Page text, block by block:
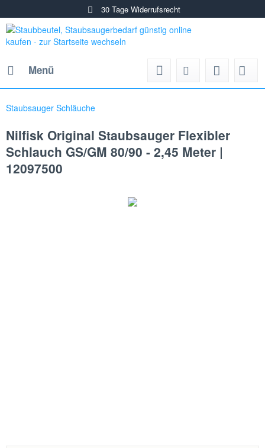
30 Tage Widerrufsrecht
Menü
Staubsauger Schläuche
Nilfisk Original Staubsauger Flexibler
Schlauch GS/GM 80/90 - 2,45 Meter |
12097500